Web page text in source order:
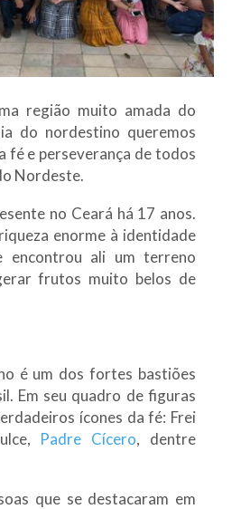
região muito amada do
do nordestino queremos
fé e perseverança de todos
Nordeste.
no Ceará há 17 anos.
enorme à identidade
encontrou ali um terreno
frutos muito belos de
é um dos fortes bastiões
Em seu quadro de figuras
ícones da fé: Frei
Padre Cícero, dentre
que se destacaram em